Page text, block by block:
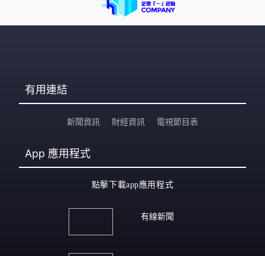
有用連結
新聞資訊 財經資訊 電視節目表
App 應用程式
點擊下載app應用程式
有線新聞